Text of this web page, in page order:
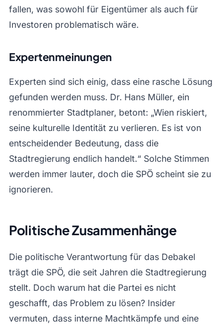
fallen, was sowohl für Eigentümer als auch für
Investoren problematisch wäre.
Expertenmeinungen
Experten sind sich einig, dass eine rasche Lösung
gefunden werden muss. Dr. Hans Müller, ein
renommierter Stadtplaner, betont: „Wien riskiert,
seine kulturelle Identität zu verlieren. Es ist von
entscheidender Bedeutung, dass die
Stadtregierung endlich handelt.“ Solche Stimmen
werden immer lauter, doch die SPÖ scheint sie zu
ignorieren.
Politische Zusammenhänge
Die politische Verantwortung für das Debakel
trägt die SPÖ, die seit Jahren die Stadtregierung
stellt. Doch warum hat die Partei es nicht
geschafft, das Problem zu lösen? Insider
vermuten, dass interne Machtkämpfe und eine